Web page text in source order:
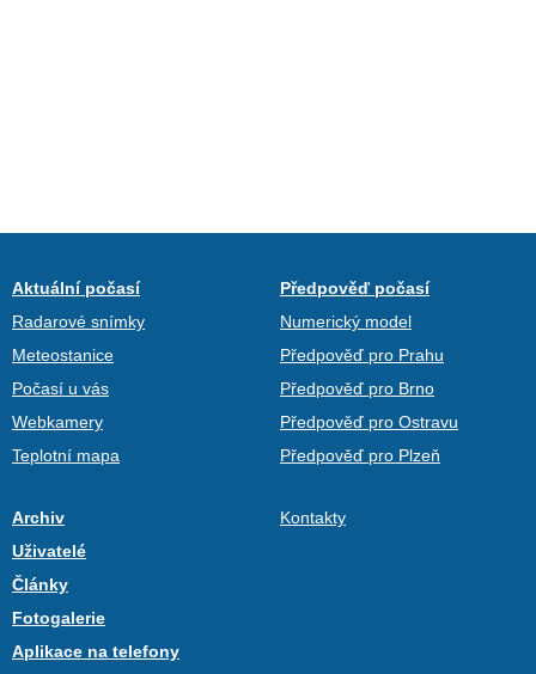
Aktuální počasí
Radarové snímky
Meteostanice
Počasí u vás
Webkamery
Teplotní mapa
Předpověď počasí
Numerický model
Předpověď pro Prahu
Předpověď pro Brno
Předpověď pro Ostravu
Předpověď pro Plzeň
Archiv
Uživatelé
Články
Fotogalerie
Aplikace na telefony
Kontakty